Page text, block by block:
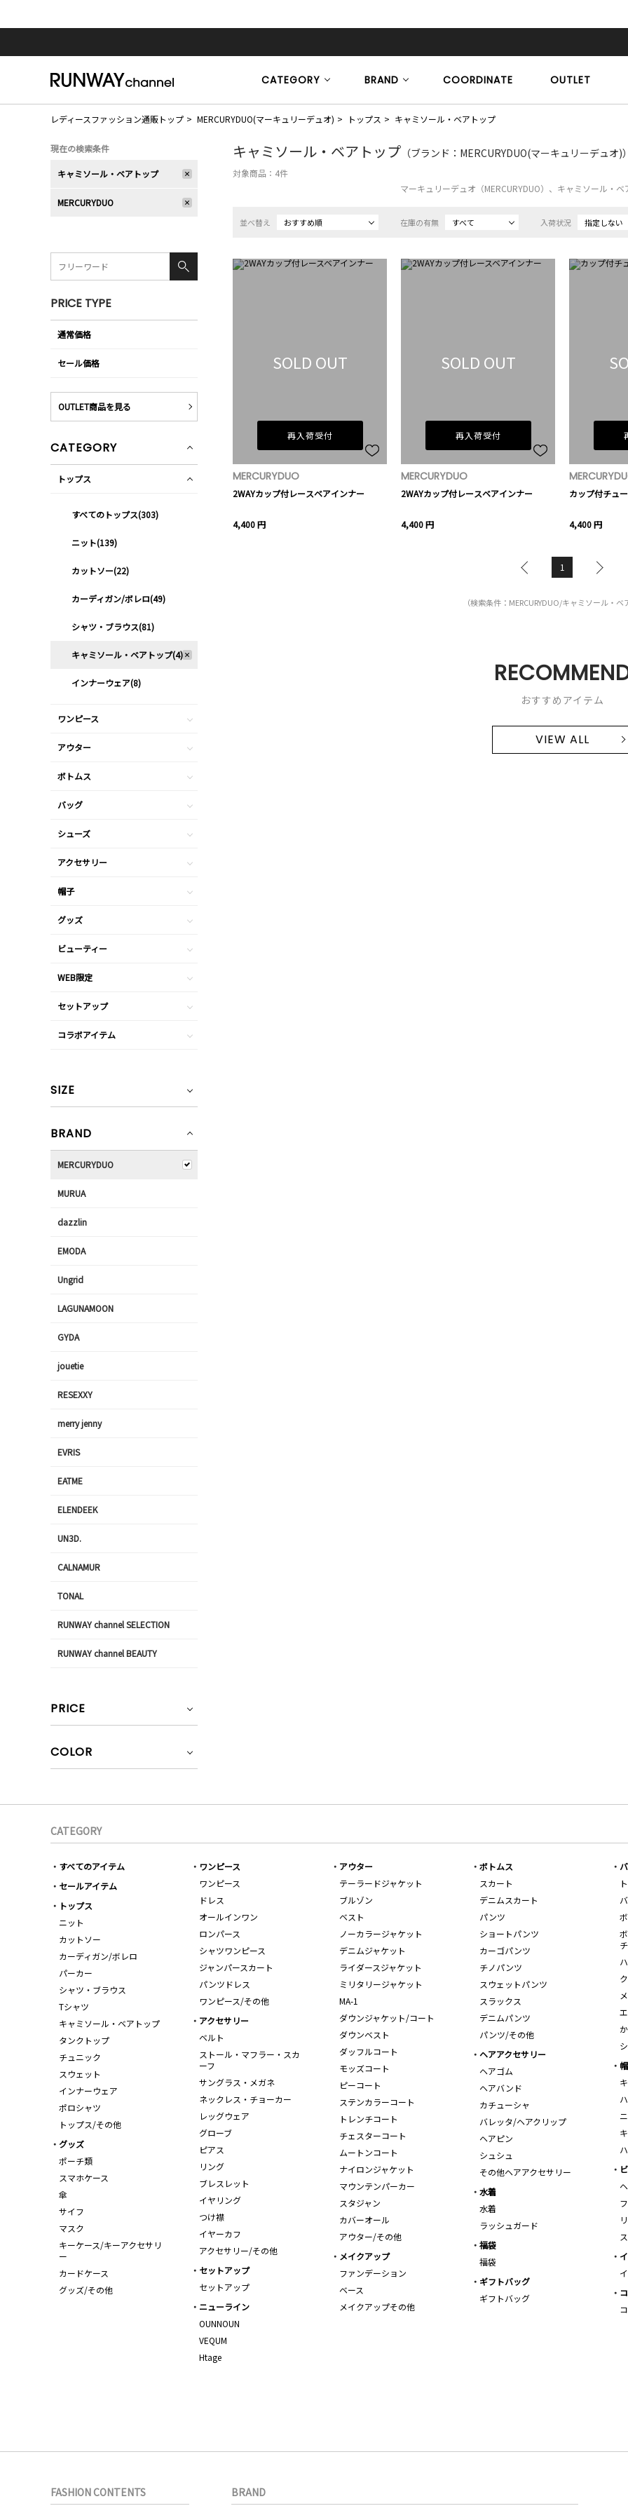
CATEGORY BRAND COORDINATE OUTLET
レディースファッション通販トップ MERCURYDUO(マーキュリーデュオ) トップス キャミソール・ベアトップ
キャミソール・ベアトップ （ブランド：MERCURYDUO(マーキュリーデュオ)）
対象商品： 4件
マーキュリーデュオ（MERCURYDUO）、キャミソール・ベ
並べ替え おすすめ順 在庫の有無 すべて 入荷状況 指定しない
SOLD OUT
再入荷受付
MERCURYDUO
2WAYカップ付レースベアインナー
4,400 円
SOLD OUT
再入荷受付
MERCURYDUO
2WAYカップ付レースベアインナー
4,400 円
カップ付チュ
4,400 円
1
（検索条件：MERCURYDUO/キャミソール・ベ
おすすめアイテム
VIEW ALL
現在の検索条件
キャミソール・ベアトップ
MERCURYDUO
PRICE TYPE
通常価格
セール価格
OUTLET商品を見る
CATEGORY
トップス
すべてのトップス(303)
ニット(139)
カットソー(22)
カーディガン/ボレロ(49)
シャツ・ブラウス(81)
キャミソール・ベアトップ(4)
インナーウェア(8)
ワンピース
アウター
ボトムス
バッグ
シューズ
アクセサリー
帽子
グッズ
ビューティー
WEB限定
セットアップ
コラボアイテム
SIZE
BRAND
MERCURYDUO
MURUA
dazzlin
EMODA
Ungrid
LAGUNAMOON
GYDA
jouetie
RESEXXY
merry jenny
EVRIS
EATME
ELENDEEK
UN3D.
CALNAMUR
TONAL
RUNWAY channel SELECTION
RUNWAY channel BEAUTY
PRICE
COLOR
CATEGORY
すべてのアイテム
セールアイテム
トップス
ニット
カットソー
カーディガン/ボレロ
パーカー
シャツ・ブラウス
Tシャツ
キャミソール・ベアトップ
タンクトップ
チュニック
スウェット
インナーウェア
ポロシャツ
トップス/その他
ワンピース
ワンピース
ドレス
オールインワン
ロンパース
シャツワンピース
ジャンパースカート
パンツドレス
ワンピース/その他
アウター
テーラードジャケット
ブルゾン
ベスト
ノーカラージャケット
デニムジャケット
ライダースジャケット
ミリタリージャケット
MA-1
ダウンジャケット/コート
ダウンベスト
ダッフルコート
モッズコート
ピーコート
ステンカラーコート
トレンチコート
チェスターコート
ムートンコート
ナイロンジャケット
マウンテンパーカー
スタジャン
カバーオール
アウター/その他
ボトムス
スカート
デニムスカート
パンツ
ショートパンツ
カーゴパンツ
チノパンツ
スウェットパンツ
スラックス
デニムパンツ
パンツ/その他
チ
アクセサリー
ベルト
ストール・マフラー・スカ
ーフ
サングラス・メガネ
ネックレス・チョーカー
レッグウェア
グローブ
ピアス
リング
ブレスレット
イヤリング
つけ襟
イヤーカフ
アクセサリー/その他
ヘアアクセサリー
ヘアゴム
ヘアバンド
カチューシャ
バレッタ/ヘアクリップ
ヘアピン
シュシュ
その他ヘアアクセサリー
グッズ
ポーチ類
スマホケース
傘
サイフ
マスク
キーケース/キーアクセサリ
ー
カードケース
グッズ/その他
水着
水着
ラッシュガード
福袋
福袋
メイクアップ
ファンデーション
ベース
メイクアップその他
セットアップ
セットアップ
ギフトバッグ
ギフトバッグ
ニューライン
OUNNOUN
VEQUM
Htage
FASHION CONTENTS BRAND